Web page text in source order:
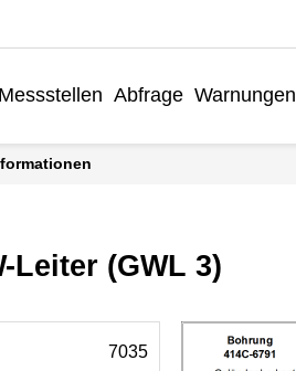
Messstellen Abfrage Warnungen
Leiter (GWL 3)
7035